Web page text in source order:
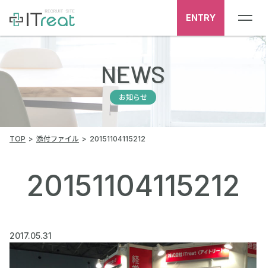
ENTRY
NEWS
お知らせ
TOP 添付ファイル 20151104115212
20151104115212
2017.05.31